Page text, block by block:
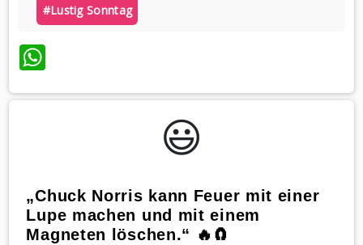
#lustig Sonntag
WhatsApp
😃️
„Chuck Norris kann Feuer mit einer
Lupe machen und mit einem
Magneten löschen.“ 🔥🧲